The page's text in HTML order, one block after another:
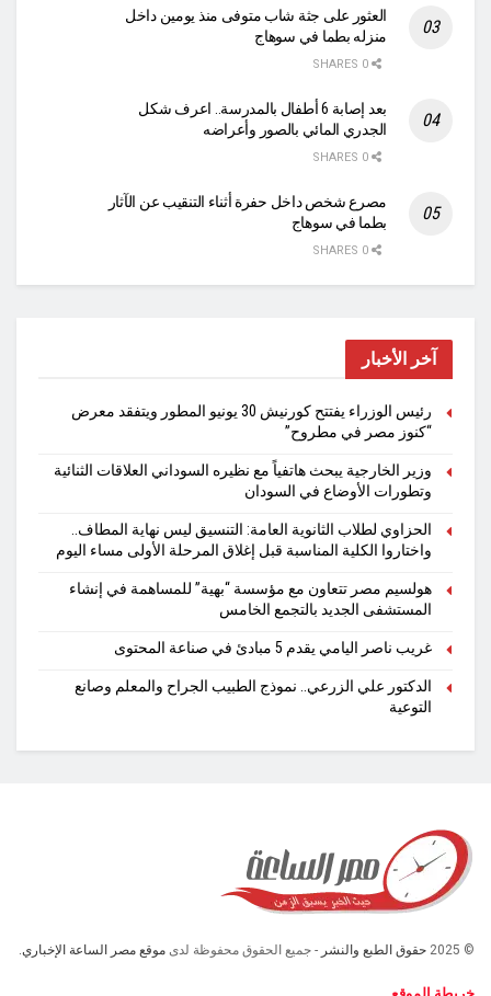
العثور على جثة شاب متوفى منذ يومين داخل
منزله بطما في سوهاج
بعد إصابة 6 أطفال بالمدرسة.. اعرف شكل
الجدري المائي بالصور وأعراضه
مصرع شخص داخل حفرة أثناء التنقيب عن الآثار
بطما في سوهاج
آخر الأخبار
رئيس الوزراء يفتتح كورنيش 30 يونيو المطور ويتفقد معرض
“كنوز مصر في مطروح”
وزير الخارجية يبحث هاتفياً مع نظيره السوداني العلاقات الثنائية
وتطورات الأوضاع في السودان
الحزاوي لطلاب الثانوية العامة: التنسيق ليس نهاية المطاف..
واختاروا الكلية المناسبة قبل إغلاق المرحلة الأولى مساء اليوم
هولسيم مصر تتعاون مع مؤسسة “بهية” للمساهمة في إنشاء
المستشفى الجديد بالتجمع الخامس
غريب ناصر اليامي يقدم 5 مبادئ في صناعة المحتوى
الدكتور علي الزرعي.. نموذج الطبيب الجراح والمعلم وصانع
التوعية
© 2025 حقوق الطبع والنشر - جميع الحقوق محفوظة لدى موقع مصر الساعة الإخباري.